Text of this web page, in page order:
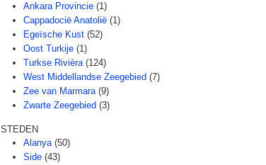
Ankara Provincie (1)
Cappadocië Anatolië (1)
Egeïsche Kust (52)
Oost Turkije (1)
Turkse Rivièra (124)
West Middellandse Zeegebied (7)
Zee van Marmara (9)
Zwarte Zeegebied (3)
STEDEN
Alanya (50)
Side (43)